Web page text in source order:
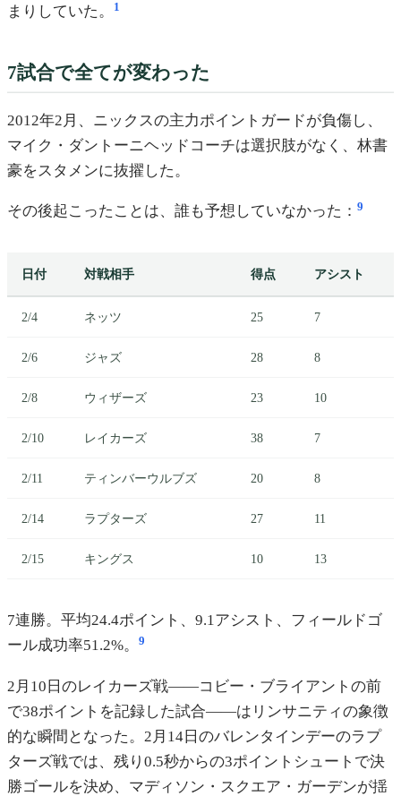
まりしていた。 1
7試合で全てが変わった
2012年2月、ニックスの主力ポイントガードが負傷し、
マイク・ダントーニヘッドコーチは選択肢がなく、林書
豪をスタメンに抜擢した。
その後起こったことは、誰も予想していなかった： 9
日付 対戦相手 得点 アシスト
2/4 ネッツ 25 7
2/6 ジャズ 28 8
2/8 ウィザーズ 23 10
2/10 レイカーズ 38 7
2/11 ティンバーウルブズ 20 8
2/14 ラプターズ 27 11
2/15 キングス 10 13
7連勝。平均24.4ポイント、9.1アシスト、フィールドゴ
ール成功率51.2%。
9
2月10日のレイカーズ戦——コビー・ブライアントの前
で38ポイントを記録した試合——はリンサニティの象徴
的な瞬間となった。2月14日のバレンタインデーのラプ
ターズ戦では、残り0.5秒からの3ポイントシュートで決
勝ゴールを決め、マディソン・スクエア・ガーデンが揺